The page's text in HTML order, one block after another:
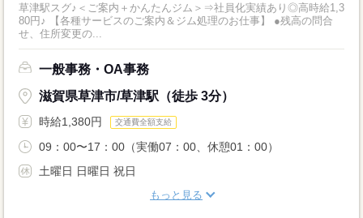
草津駅スグ♪＜ご案内＋かんたんジム＞⇒社員化実績あり◎高時給1,3
80円♪ 【各種サービスのご案内＆ジム処理のお仕事】 ●残高の問合
せ、住所変更の...
一般事務・OA事務
滋賀県草津市/草津駅（徒歩 3分）
時給1,380円 交通費全額支給
09：00〜17：00（実働07：00、休憩01：00）
土曜日 日曜日 祝日
もっと見る